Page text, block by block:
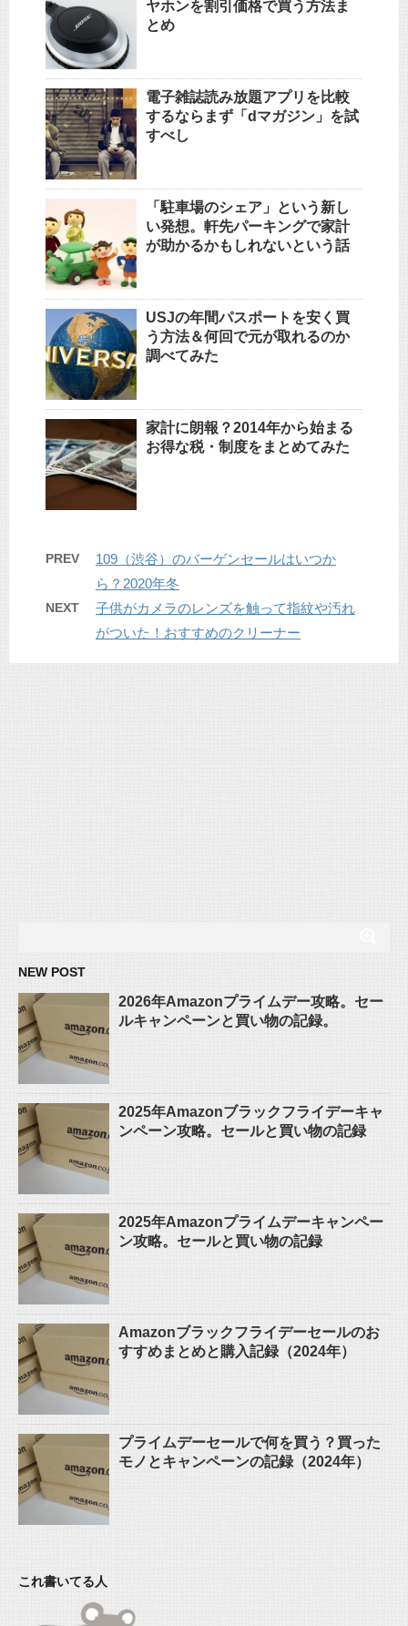
ヤホンを割引価格で買う方法ま
とめ
電子雑誌読み放題アプリを比較
するならまず「dマガジン」を試
すべし
「駐車場のシェア」という新し
い発想。軒先パーキングで家計
が助かるかもしれないという話
USJの年間パスポートを安く買
う方法＆何回で元が取れるのか
調べてみた
家計に朗報？2014年から始まる
お得な税・制度をまとめてみた
PREV
109（渋谷）のバーゲンセールはいつか
ら？2020年冬
NEXT
子供がカメラのレンズを触って指紋や汚れ
がついた！おすすめのクリーナー
NEW POST
2026年Amazonプライムデー攻略。セー
ルキャンペーンと買い物の記録。
2025年Amazonブラックフライデーキャ
ンペーン攻略。セールと買い物の記録
2025年Amazonプライムデーキャンペー
ン攻略。セールと買い物の記録
Amazonブラックフライデーセールのお
すすめまとめと購入記録（2024年）
プライムデーセールで何を買う？買った
モノとキャンペーンの記録（2024年）
これ書いてる人